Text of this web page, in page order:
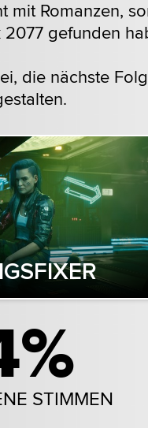
mit Romanzen,
gefunden
die nächste
STIMMEN